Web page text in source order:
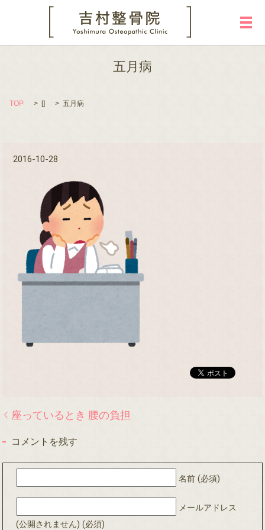
メ
五月病
TOP [] 五月病
2016-10-28
座っているとき 腰の負担
コメントを残す
名前 (必須)
メールアドレス
(公開されません) (必須)